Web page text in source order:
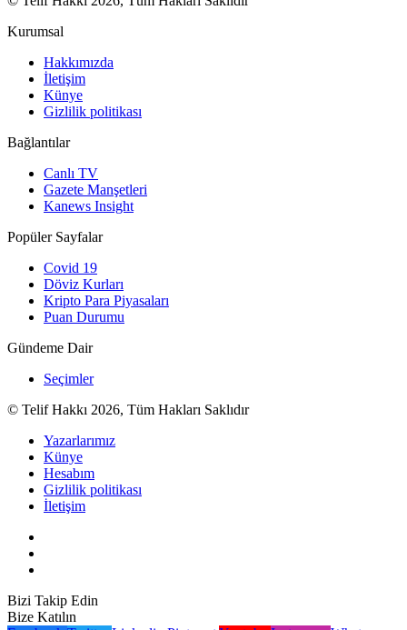
Kurumsal
Hakkımızda
İletişim
Künye
Gizlilik politikası
Bağlantılar
Canlı TV
Gazete Manşetleri
Kanews Insight
Popüler Sayfalar
Covid 19
Döviz Kurları
Kripto Para Piyasaları
Puan Durumu
Gündeme Dair
Seçimler
© Telif Hakkı 2026, Tüm Hakları Saklıdır
Yazarlarımız
Künye
Hesabım
Gizlilik politikası
İletişim
Bizi Takip Edin
Bize Katılın